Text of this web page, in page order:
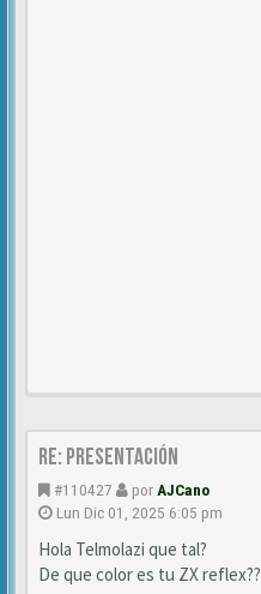
Re: Presentación
#110427 por AJCano
Lun Dic 01, 2025 6:05 pm
Hola Telmolazi que tal?
De que color es tu ZX reflex??